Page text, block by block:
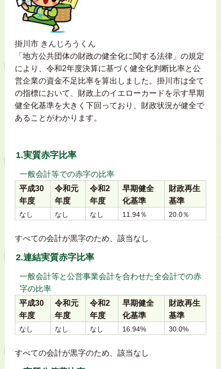
掛川市 きんじろうくん
「地方公共団体の財政の健全化に関する法律」の規定
により、令和2年度決算に基づく健全化判断比率と公
営企業の資金不足比率を算出しました。掛川市は全て
の指標において、財政上のイエローカードを示す早期
健全化基準を大きく下回っており、財政状況が健全で
あることがわかります。
1.実質赤字比率
一般会計等での赤字の比率
平成30
年度
令和元
年度
令和2
年度
早期健全
化基準
財政再生
基準
なし なし なし 11.94％ 20.0％
すべての会計が黒字のため、該当なし
2.連結実質赤字比率
一般会計等と公営事業会計を合わせた全会計での赤
字の比率
平成30
年度
令和元
年度
令和2
年度
早期健全
化基準
財政再生
基準
なし なし なし 16.94% 30.0%
すべての会計が黒字のため、該当なし